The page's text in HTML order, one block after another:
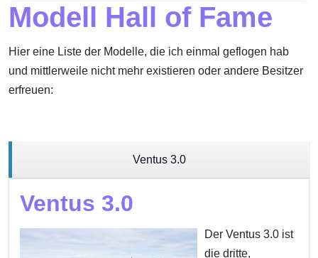
Modell Hall of Fame
Hier eine Liste der Modelle, die ich einmal geflogen hab
und mittlerweile nicht mehr existieren oder andere Besitzer
erfreuen:
Ventus 3.0
Ventus 3.0
Der Ventus 3.0 ist
die dritte,